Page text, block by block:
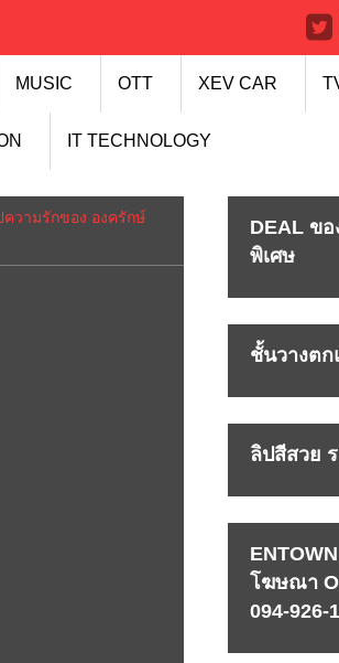
MUSIC OTT XEV CAR
IT TECHNOLOGY
ความรักของ องครักษ์
DEAL ขอ
พิเศษ
ชั้นวางตก
ลิปสีสวย
โฆษณา
094-926-